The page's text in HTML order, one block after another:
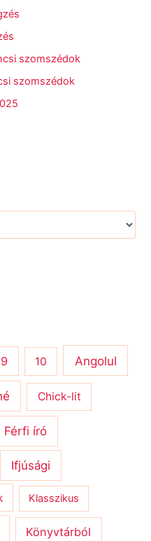
szomszédok
szomszédok
9 10 Angolul
Chick-lit
Férfi író
Ifjúsági
Klasszikus
Könyvtárból